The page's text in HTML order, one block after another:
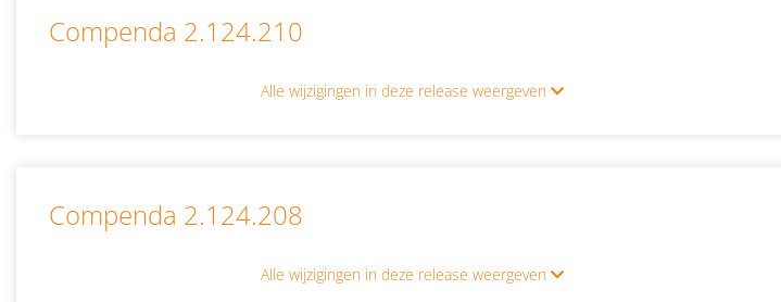
Compenda 2.124.210
Alle wijzigingen in deze release weergeven
Compenda 2.124.208
Alle wijzigingen in deze release weergeven